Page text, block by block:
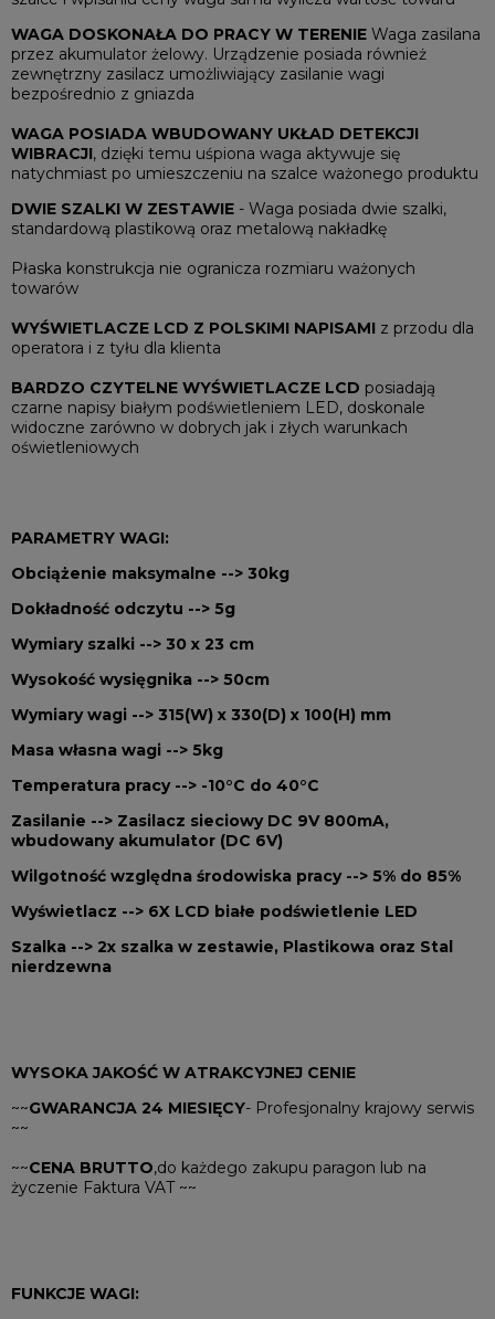
WAGA DOSKONAŁA DO PRACY W TERENIE Waga zasilana
przez akumulator żelowy. Urządzenie posiada również
zewnętrzny zasilacz umożliwiający zasilanie wagi
bezpośrednio z gniazda
WAGA POSIADA WBUDOWANY UKŁAD DETEKCJI
WIBRACJI, dzięki temu uśpiona waga aktywuje się
natychmiast po umieszczeniu na szalce ważonego produktu
DWIE SZALKI W ZESTAWIE - Waga posiada dwie szalki,
standardową plastikową oraz metalową nakładkę
Płaska konstrukcja nie ogranicza rozmiaru ważonych
towarów
WYŚWIETLACZE LCD Z POLSKIMI NAPISAMI z przodu dla
operatora i z tyłu dla klienta
BARDZO CZYTELNE WYŚWIETLACZE LCD posiadają
czarne napisy białym podświetleniem LED, doskonale
widoczne zarówno w dobrych jak i złych warunkach
oświetleniowych
PARAMETRY WAGI:
Obciążenie maksymalne --> 30kg
Dokładność odczytu --> 5g
Wymiary szalki --> 30 x 23 cm
Wysokość wysięgnika --> 50cm
Wymiary wagi --> 315(W) x 330(D) x 100(H) mm
Masa własna wagi --> 5kg
Temperatura pracy --> -10°C do 40°C
Zasilanie --> Zasilacz sieciowy DC 9V 800mA,
wbudowany akumulator (DC 6V)
Wilgotność względna środowiska pracy --> 5% do 85%
Wyświetlacz --> 6X LCD białe podświetlenie LED
Szalka --> 2x szalka w zestawie, Plastikowa oraz Stal
nierdzewna
WYSOKA JAKOŚĆ W ATRAKCYJNEJ CENIE
~~GWARANCJA 24 MIESIĘCY- Profesjonalny krajowy serwis
~~
~~CENA BRUTTO,do każdego zakupu paragon lub na
życzenie Faktura VAT ~~
FUNKCJE WAGI: